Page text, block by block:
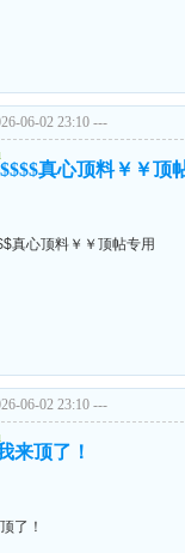
06-02 23:10 ---
真心顶料￥￥顶
真心顶料￥￥顶帖专用
06-02 23:10 ---
来顶了！
了！